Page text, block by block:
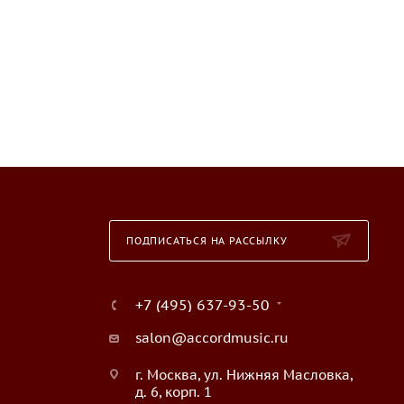
ПОДПИСАТЬСЯ НА РАССЫЛКУ
+7 (495) 637-93-50
salon@accordmusic.ru
г. Москва, ул. Нижняя Масловка,
д. 6, корп. 1